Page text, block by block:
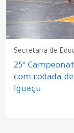
Secretaria de
25º
com rodada
Iguaçu